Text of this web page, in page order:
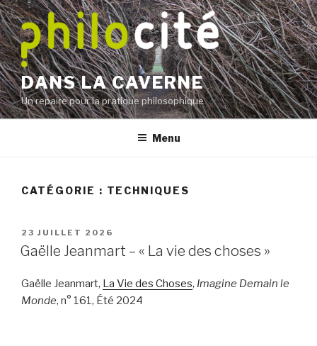
Aller
au
contenu
principal
DANS LA CAVERNE
Un repaire pour la pratique philosophique
Menu
CATÉGORIE : TECHNIQUES
PUBLIÉ
LE
23 JUILLET 2026
Gaëlle Jeanmart – « La vie des choses »
Gaëlle Jeanmart, La Vie des Choses, Imagine Demain le
Monde, n° 161, Été 2024